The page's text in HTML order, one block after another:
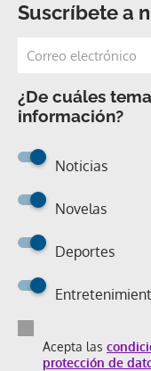
Suscríbete a
¿De cuáles
información?
Noticias
Novelas
Deportes
Acepta las
protección de